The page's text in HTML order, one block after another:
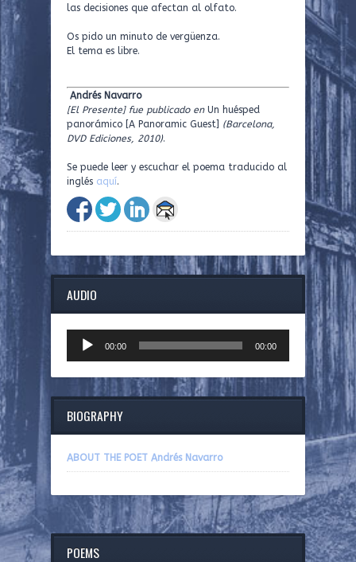
las decisiones que afectan al olfato.
Os pido un minuto de vergüenza.
El tema es libre.
Andrés Navarro
[El Presente] fue publicado enUn huésped
panorámico [A Panoramic Guest] (Barcelona,
DVD Ediciones, 2010).
Se puede leer y escuchar el poema traducido al
inglés aquí.
AUDIO
Player
00:00 00:00
BIOGRAPHY
ABOUT THE POET Andrés Navarro
POEMS